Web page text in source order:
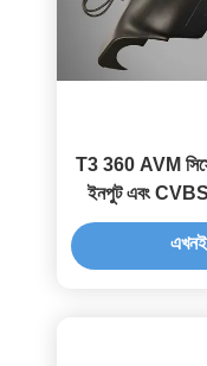
T3 360 AVM
ইনপুট এবং
PAL
এখনই